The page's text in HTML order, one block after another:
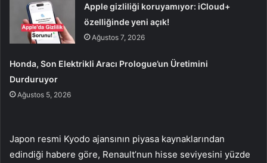
Apple gizliliği koruyamıyor: iCloud+
özelliğinde yeni açık!
Ağustos 7, 2026
Honda, Son Elektrikli Aracı Prologue’un Üretimini
Durduruyor
Ağustos 5, 2026
Japon resmi Kyodo ajansının piyasa kaynaklarından
edindiği habere göre, Renault’nun hisse seviyesini yüzde